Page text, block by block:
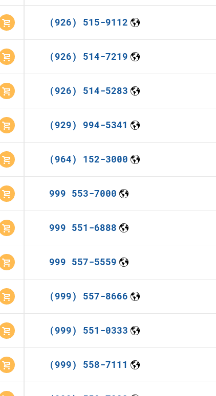
(926) 515-9112
(926) 514-7219
(926) 514-5283
(929) 994-5341
(964) 152-3000
999 553-7000
999 551-6888
999 557-5559
(999) 557-8666
(999) 551-0333
(999) 558-7111